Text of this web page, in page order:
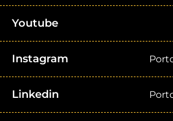
Youtube
Instagram
Linkedin